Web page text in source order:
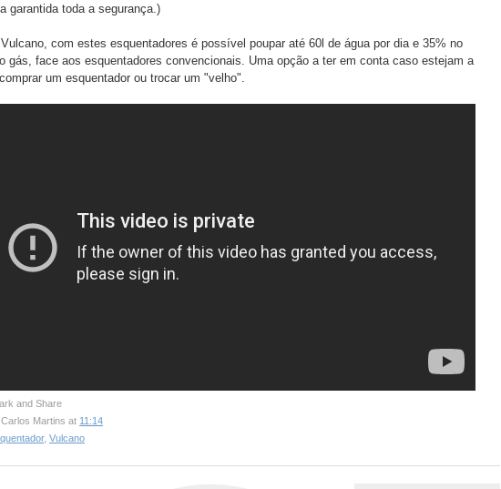
garantida toda a segurança.)
com estes esquentadores é possível poupar até 60l de água por dia e 35% no
gás, face aos esquentadores convencionais. Uma opção a ter em conta caso estejam a
um esquentador ou trocar um "velho".
Carlos Martins at 11:14
, Vulcano